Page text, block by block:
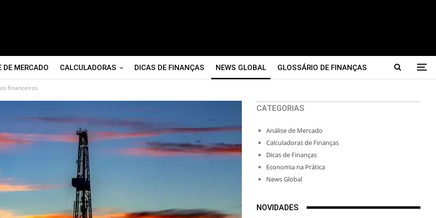
DE MERCADO CALCULADORAS DICAS DE FINANÇAS NEWS GLOBAL GLOSSÁRIO DE FINANÇAS
financeiros
CATEGORIAS
Análise de Mercado
Calculadoras de Finanças
Dicas de Finanças
Economia na Prática
News Global
NOVIDADES